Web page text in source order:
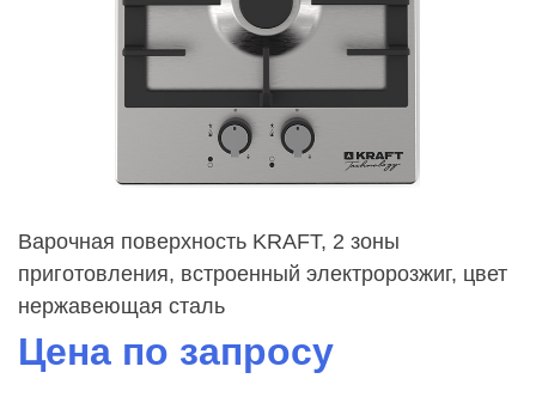
Варочная поверхность KRAFT, 2 зоны
приготовления, встроенный электророзжиг, цвет
нержавеющая сталь
Цена по запросу